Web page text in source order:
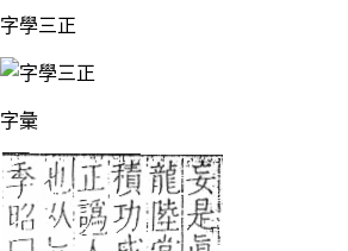
字學三正
字彙